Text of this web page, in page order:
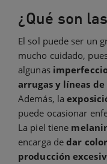
¿Qué son
El sol puede ser un
mucho cuidado,
algunas
arrugas y líneas
Además, la
puede ocasionar
La piel tiene
encarga dedar
producción